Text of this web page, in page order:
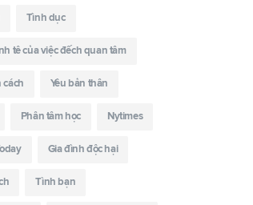
Tình dục
tê của việc đếch quan tâm
cách Yêu bản thân
Phân tâm học Nytimes
Gia đình độc hại
Tình bạn